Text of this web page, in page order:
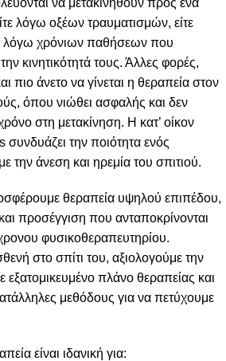
να μετακινηθούν προς ένα
λόγω οξέων τραυματισμών, είτε
λόγω χρόνιων παθήσεων που
κινητικότητά τους. Άλλες φορές,
πιο άνετο να γίνεται η θεραπεία στον
όπου νιώθει ασφαλής και δεν
στη μετακίνηση. Η κατ’ οίκον
την ποιότητα ενός
την άνεση και ηρεμία του σπιτιού.
θεραπεία υψηλού επιπέδου,
προσέγγιση που ανταποκρίνονται
φυσικοθεραπευτηρίου.
στο σπίτι του, αξιολογούμε την
εξατομικευμένο πλάνο θεραπείας και
μεθόδους για να πετύχουμε
είναι ιδανική για: